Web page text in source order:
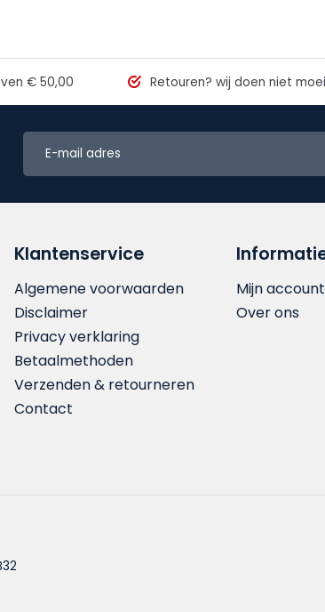
€ 50,00 Retouren? wij doen niet
Klantenservice
Algemene voorwaarden
Disclaimer
Privacy verklaring
Betaalmethoden
Verzenden & retourneren
Contact
Mijn account
Over ons